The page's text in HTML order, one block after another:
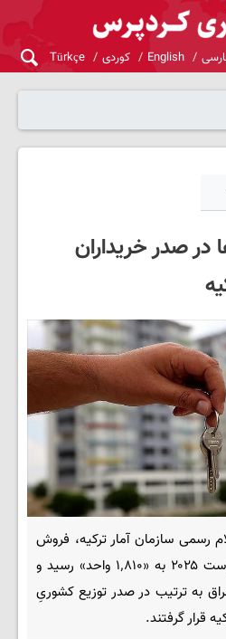
English کوردی Türkçe
در صدر خریداران
رسمی سازمان آمار ترکیه، فروش
مسکن به خارجی‌ها در آگوست ۲۰۲۵ به «۱٬۸۱۰ واحد» رسید و
به ترتیب در صدر توزیع کشوریِ
قرار گرفتند.